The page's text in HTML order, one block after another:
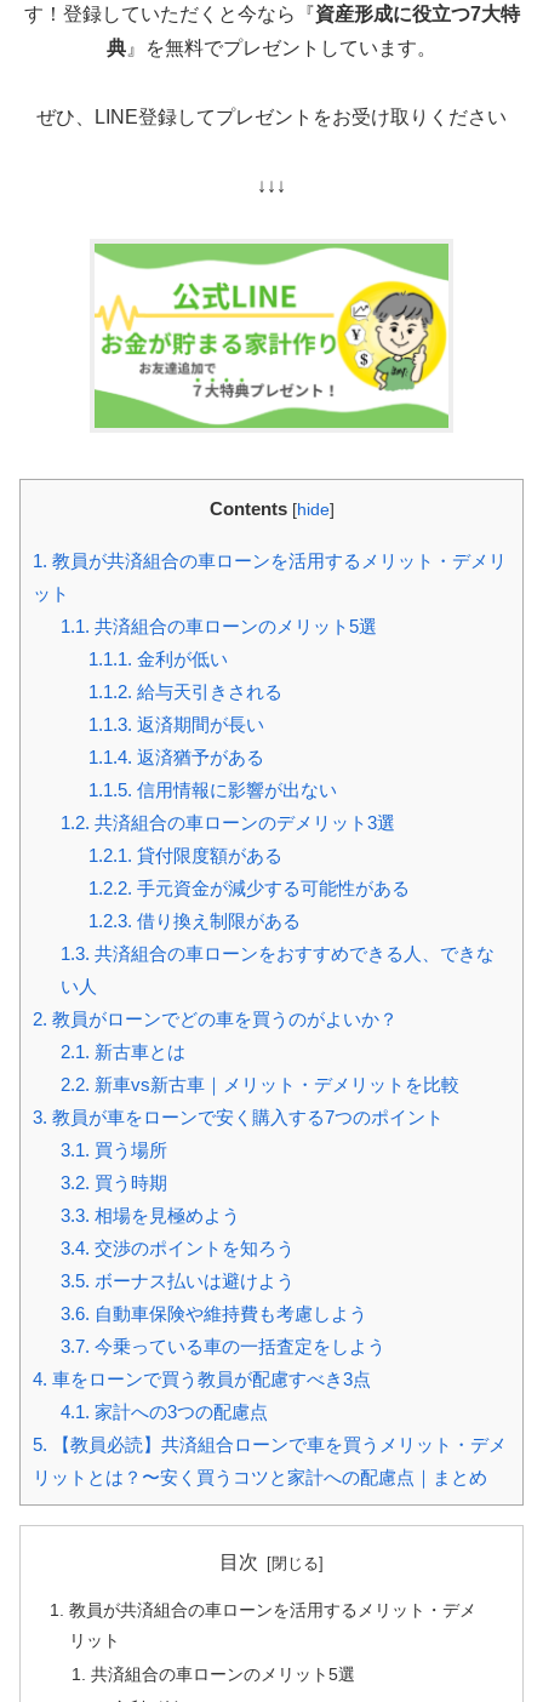
す！登録していただくと今なら『資産形成に役立つ7大特
典 』を無料でプレゼントしています。
ぜひ、LINE登録してプレゼントをお受け取りください
↓↓↓
Contents [hide]
1. 教員が共済組合の車ローンを活用するメリット・デメリ
ット
1.1. 共済組合の車ローンのメリット5選
1.1.1. 金利が低い
1.1.2. 給与天引きされる
1.1.3. 返済期間が長い
1.1.4. 返済猶予がある
1.1.5. 信用情報に影響が出ない
1.2. 共済組合の車ローンのデメリット3選
1.2.1. 貸付限度額がある
1.2.2. 手元資金が減少する可能性がある
1.2.3. 借り換え制限がある
1.3. 共済組合の車ローンをおすすめできる人、できな
い人
2. 教員がローンでどの車を買うのがよいか？
2.1. 新古車とは
2.2. 新車vs新古車｜メリット・デメリットを比較
3. 教員が車をローンで安く購入する7つのポイント
3.1. 買う場所
3.2. 買う時期
3.3. 相場を見極めよう
3.4. 交渉のポイントを知ろう
3.5. ボーナス払いは避けよう
3.6. 自動車保険や維持費も考慮しよう
3.7. 今乗っている車の一括査定をしよう
4. 車をローンで買う教員が配慮すべき3点
4.1. 家計への3つの配慮点
5. 【教員必読】共済組合ローンで車を買うメリット・デメ
リットとは？〜安く買うコツと家計への配慮点｜まとめ
目次
教員が共済組合の車ローンを活用するメリット・デメ
リット
共済組合の車ローンのメリット5選